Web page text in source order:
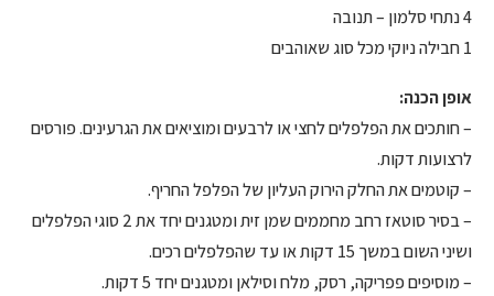
4 נתחי סלמון – תנובה
1 חבילה ניוקי מכל סוג שאוהבים
אופן הכנה:
– חותכים את הפלפלים לחצי או לרבעים ומוציאים את הגרעינים. פורסים
לרצועות דקות.
– קוטמים את החלק הירוק העליון של הפלפל החריף.
– בסיר סוטאז רחב מחממים שמן זית ומטגנים יחד את 2 סוגי הפלפלים
ושיני השום במשך 15 דקות או עד שהפלפלים רכים.
– מוסיפים פפריקה, רסק, מלח וסילאן ומטגנים יחד 5 דקות.